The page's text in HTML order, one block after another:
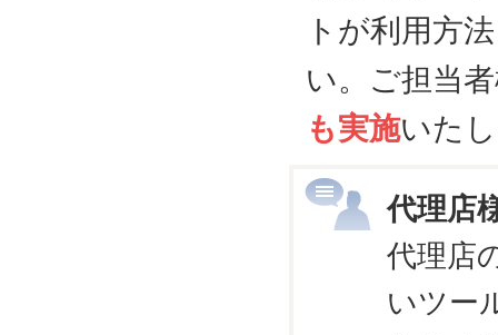
トが利用方
い。ご担当
も実施いた
代理店
代理店
いツー